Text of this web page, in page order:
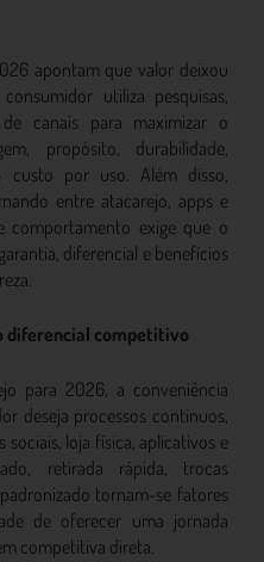
apontam que valor deixou
utiliza pesquisas,
canais para maximizar o
propósito, durabilidade,
custo por uso. Além disso,
entre atacarejo, apps e
comportamento exige que o
diferencial e benefícios
diferencial competitivo
para 2026, a conveniência
deseja processos contínuos,
loja física, aplicativos e
retirada rápida, trocas
tornam-se fatores
de oferecer uma jornada
competitiva direta.